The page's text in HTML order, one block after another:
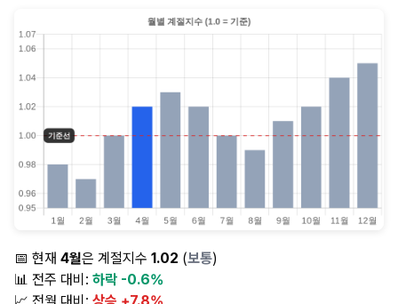
📅 현재 4월은 계절지수 1.02 (보통)
📊 전주 대비: 하락 -0.6%